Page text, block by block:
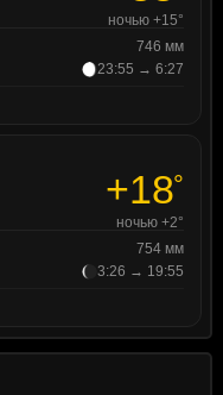
ночью +15°
746 мм
23:55 → 6:27
+18°
ночью +2°
754 мм
3:26 → 19:55